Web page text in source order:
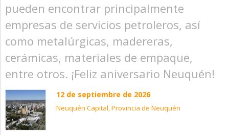
pueden encontrar principalmente
empresas de servicios petroleros, así
como metalúrgicas, madereras,
cerámicas, materiales de empaque,
entre otros. ¡Feliz aniversario Neuquén!
12 de septiembre de 2026
Neuquén Capital, Provincia de Neuquén